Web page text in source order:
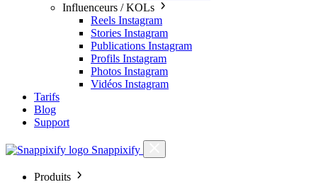
Influenceurs / KOLs
Reels Instagram
Stories Instagram
Publications Instagram
Profils Instagram
Photos Instagram
Vidéos Instagram
Tarifs
Blog
Support
Snappixify
Produits